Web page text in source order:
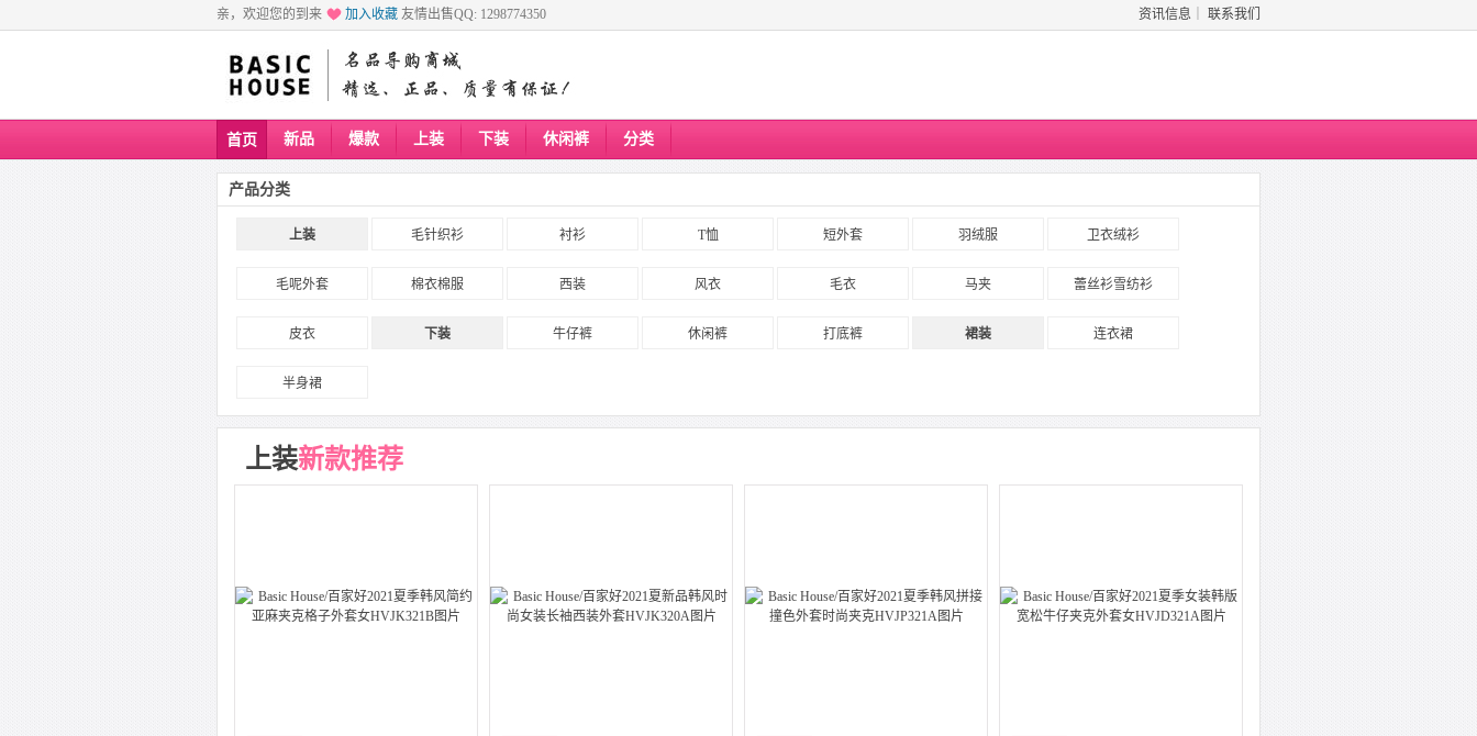
亲，欢迎您的到来 加入收藏 友情出售QQ: 1298774350 资讯信息 联系我们
首页 新品 爆款 上装 下装 休闲裤 分类
产品分类
上装 毛针织衫 衬衫 T恤 短外套 羽绒服 卫衣绒衫
毛呢外套 棉衣棉服 西装 风衣 毛衣 马夹 蕾丝衫雪纺衫
皮衣 下装 牛仔裤 休闲裤 打底裤 裙装 连衣裙
半身裙
上装新款推荐